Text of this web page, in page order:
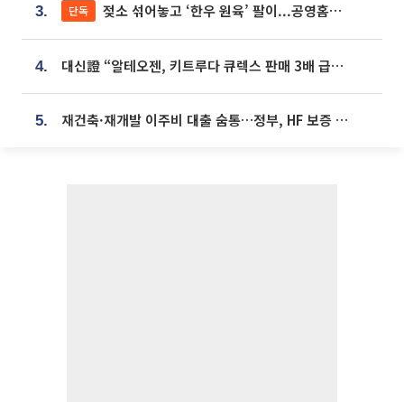
3. 단독 젖소 섞어놓고 ‘한우 원육’ 팔이...공영홈쇼핑 표기·검증 구멍
4. 대신證 “알테오젠, 키트루다 큐렉스 판매 3배 급증…목표가 41만원 상향”
5. 재건축·재개발 이주비 대출 숨통…정부, HF 보증 신설 추진